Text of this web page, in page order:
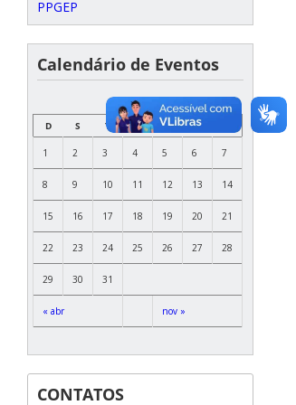
PPGEP
Calendário de Eventos
OUTUBRO
D
S T Q Q S
« abr nov »
1 2 3 4 5 6 7
8 9 10 11 12 13 14
15 16 17 18 19 20 21
22 23 24 25 26 27 28
29 30 31
CONTATOS